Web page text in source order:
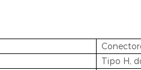
Tipo H,